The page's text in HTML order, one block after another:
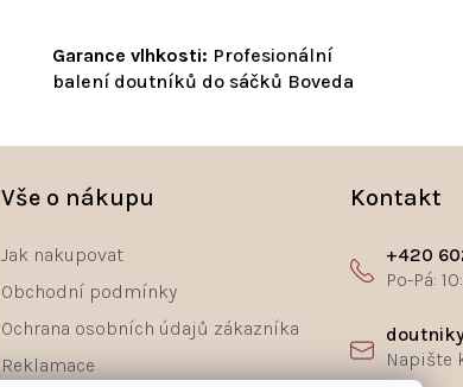
Garance vlhkosti: Profesionální
balení doutníků do sáčků Boveda
Vše o nákupu
Jak nakupovat
Obchodní podmínky
Ochrana osobních údajů zákazníka
Reklamace
Kontakt
+420